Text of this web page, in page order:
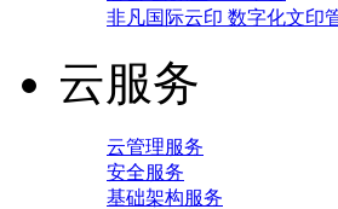
非凡国际云印 数字化文印
云服务
云管理服务
安全服务
基础架构服务